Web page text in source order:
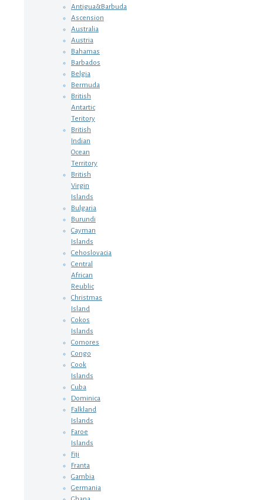
Antigua&Barbuda
Ascension
Australia
Austria
Bahamas
Barbados
Belgia
Bermuda
British
Antartic
Teritory
British
Indian
Ocean
Territory
British
Virgin
Islands
Bulgaria
Burundi
Cayman
Islands
Cehoslovacia
Central
African
Reublic
Christmas
Island
Cokos
Islands
Comores
Congo
Cook
Islands
Cuba
Dominica
Falkland
Islands
Faroe
Islands
Fiji
Franta
Gambia
Germania